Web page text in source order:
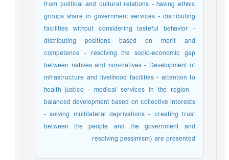
from political and cultural relations - having ethnic
groups share in government services - distributing
facilities without considering tasteful behavior -
distributing positions based on merit and
competence - resolving the socio-economic gap
between natives and non-natives - Development of
infrastructure and livelihood facilities - attention to
health justice - medical services in the region -
balanced development based on collective interests
- solving multilateral deprivations - creating trust
between the people and the government and
resolving pessimism) are presented